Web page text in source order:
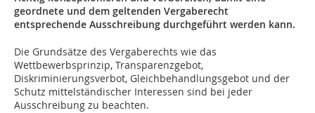
geordnete und dem geltenden Vergaberecht
entsprechende Ausschreibung durchgeführt werden kann.
Die Grundsätze des Vergaberechts wie das
Wettbewerbsprinzip, Transparenzgebot,
Diskriminierungsverbot, Gleichbehandlungsgebot und der
Schutz mittelständischer Interessen sind bei jeder
Ausschreibung zu beachten.